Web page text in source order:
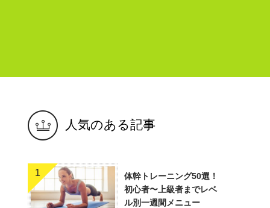
人気のある記事
1
体幹トレーニング50選！
初心者〜上級者までレベ
ル別一週間メニュー